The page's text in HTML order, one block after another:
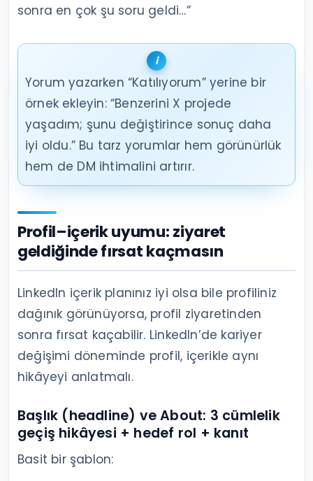
sonra en çok şu soru geldi…”
Yorum yazarken “Katılıyorum” yerine bir
örnek ekleyin: “Benzerini X projede
yaşadım; şunu değiştirince sonuç daha
iyi oldu.” Bu tarz yorumlar hem görünürlük
hem de DM ihtimalini artırır.
Profil–içerik uyumu: ziyaret
geldiğinde fırsat kaçmasın
LinkedIn içerik planınız iyi olsa bile profiliniz
dağınık görünüyorsa, profil ziyaretinden
sonra fırsat kaçabilir. LinkedIn’de kariyer
değişimi döneminde profil, içerikle aynı
hikâyeyi anlatmalı.
Başlık (headline) ve About: 3 cümlelik
geçiş hikâyesi + hedef rol + kanıt
Basit bir şablon: